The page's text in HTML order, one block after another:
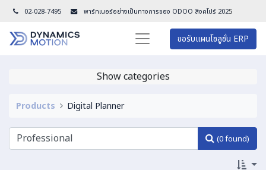
02-028-7495 พาร์ทเนอร์อย่างเป็นทางการของ ODOO สิงคโปร์ 2025
ขอรับแผนโซลูชั่น ERP
Show categories
Products Digital Planner
(0 found)